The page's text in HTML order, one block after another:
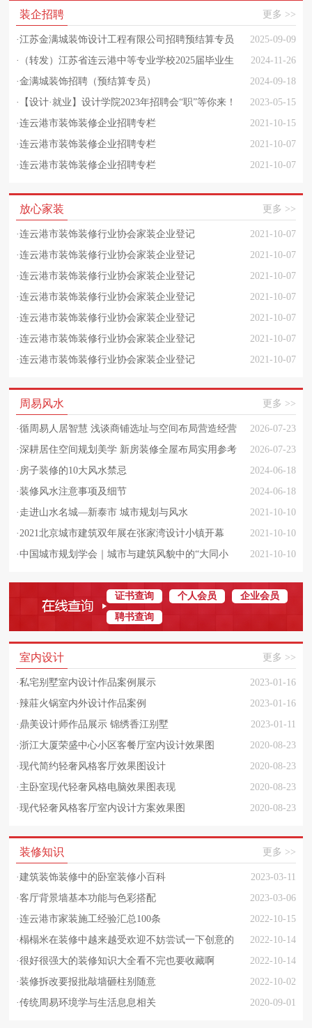
装企招聘 更多 >>
·江苏金满城装饰设计工程有限公司招聘预结算专员
（装饰）
2025-09-09
·
（转发）江苏省连云港中等专业学校2025届毕业生
校园招聘会公告
2024-11-26
·金满城装饰招聘（预结算专员）
2024-09-18
·
【设计·就业】设计学院2023年招聘会“职”等你来！
2023-05-15
·连云港市装饰装修企业招聘专栏
2021-10-15
·连云港市装饰装修企业招聘专栏
2021-10-07
·连云港市装饰装修企业招聘专栏 2021-10-07
放心家装 更多 >>
·连云港市装饰装修行业协会家装企业登记
2021-10-07
·连云港市装饰装修行业协会家装企业登记
2021-10-07
·连云港市装饰装修行业协会家装企业登记
2021-10-07
·连云港市装饰装修行业协会家装企业登记
2021-10-07
·连云港市装饰装修行业协会家装企业登记
2021-10-07
·连云港市装饰装修行业协会家装企业登记
2021-10-07
·连云港市装饰装修行业协会家装企业登记 2021-10-07
周易风水 更多 >>
·循周易人居智慧 浅谈商铺选址与空间布局营造经营
旺势之道
2026-07-23
·深耕居住空间规划美学 新房装修全屋布局实用参考
指南
2026-07-23
· 房子装修的10大风水禁忌
2024-06-18
·装修风水注意事项及细节
2024-06-18
· 走进山水名城—新泰市 城市规划与风水
2021-10-10
· 2021北京城市建筑双年展在张家湾设计小镇开幕
2021-10-10
·中国城市规划学会｜城市与建筑风貌中的“大同小
2021-10-10
证书查询 个人会员
企业会员
聘书查询
室内设计 更多 >>
·私宅别墅室内设计作品案例展示
2023-01-16
·辣莊火锅室内外设计作品案例
2023-01-16
· 鼎美设计师作品展示 锦绣香江别墅
2023-01-11
·浙江大厦荣盛中心小区客餐厅室内设计效果图
2020-08-23
·现代简约轻奢风格客厅效果图设计
2020-08-23
· 主卧室现代轻奢风格电脑效果图表现
2020-08-23
·现代轻奢风格客厅室内设计方案效果图 2020-08-23
装修知识 更多 >>
·建筑装饰装修中的卧室装修小百科
2023-03-11
·客厅背景墙基本功能与色彩搭配
2023-03-06
·连云港市家装施工经验汇总100条
2022-10-15
·榻榻米在装修中越来越受欢迎不妨尝试一下创意的
榻榻米设计
2022-10-14
·很好很强大的装修知识大全看不完也要收藏啊
2022-10-14
·装修拆改要报批敲墙砸柱别随意
2022-10-02
·传统周易环境学与生活息息相关 2020-09-01